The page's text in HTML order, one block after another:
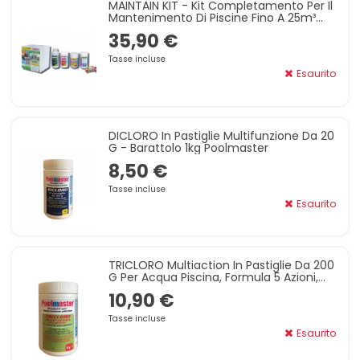
MAINTAIN KIT - Kit Completamento Per Il
Mantenimento Di Piscine Fino A 25m³
Poolmaster
35,90 €
Tasse incluse
Esaurito
DICLORO In Pastiglie Multifunzione Da 20
G - Barattolo 1kg Poolmaster
8,50 €
Tasse incluse
Esaurito
TRICLORO Multiaction In Pastiglie Da 200
G Per Acqua Piscina, Formula 5 Azioni,
Barattolo 1 Kg - Poolmaster
10,90 €
Tasse incluse
Esaurito